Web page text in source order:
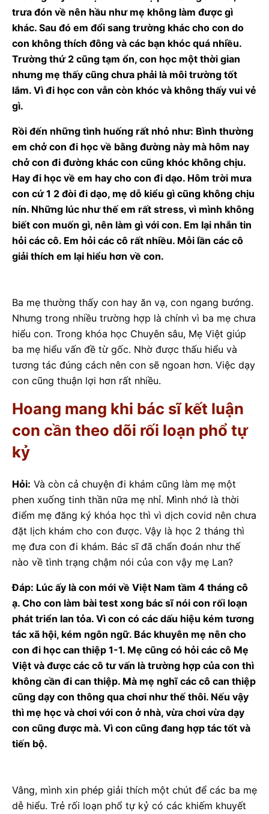
trưa đón về nên hầu như mẹ không làm được gì
khác. Sau đó em đổi sang trường khác cho con do
con không thích đông và các bạn khóc quá nhiều.
Trường thứ 2 cũng tạm ổn, con học một thời gian
nhưng mẹ thấy cũng chưa phải là môi trường tốt
lắm. Vì đi học con vẫn còn khóc và không thấy vui vẻ
gì.
Rồi đến những tình huống rất nhỏ như: Bình thường
em chở con đi học về bằng đường này mà hôm nay
chở con đi đường khác con cũng khóc không chịu.
Hay đi học về em hay cho con đi dạo. Hôm trời mưa
con cứ 1 2 đòi đi dạo, mẹ dỗ kiểu gì cũng không chịu
nín. Những lúc như thế em rất stress, vì mình không
biết con muốn gì, nên làm gì với con. Em lại nhắn tin
hỏi các cô. Em hỏi các cô rất nhiều. Mỗi lần các cô
giải thích em lại hiểu hơn về con.
Ba mẹ thường thấy con hay ăn vạ, con ngang bướng.
Nhưng trong nhiều trường hợp là chính vì ba mẹ chưa
hiểu con. Trong khóa học Chuyên sâu, Mẹ Việt giúp
ba mẹ hiểu vấn đề từ gốc. Nhờ được thấu hiểu và
tương tác đúng cách nên con sẽ ngoan hơn. Việc dạy
con cũng thuận lợi hơn rất nhiều.
Hoang mang khi bác sĩ kết luận
con cần theo dõi rối loạn phổ tự
kỷ
Hỏi: Và còn cả chuyện đi khám cũng làm mẹ một
phen xuống tinh thần nữa mẹ nhỉ. Mình nhớ là thời
điểm mẹ đăng ký khóa học thì vì dịch covid nên chưa
đặt lịch khám cho con được. Vậy là học 2 tháng thì
mẹ đưa con đi khám. Bác sĩ đã chẩn đoán như thế
nào về tình trạng chậm nói của con vậy mẹ Lan?
Đáp: Lúc ấy là con mới về Việt Nam tầm 4 tháng cô
ạ. Cho con làm bài test xong bác sĩ nói con rối loạn
phát triển lan tỏa. Vì con có các dấu hiệu kém tương
tác xã hội, kém ngôn ngữ. Bác khuyên mẹ nên cho
con đi học can thiệp 1-1. Mẹ cũng có hỏi các cô Mẹ
Việt và được các cô tư vấn là trường hợp của con thì
không cần đi can thiệp. Mà mẹ nghĩ các cô can thiệp
cũng dạy con thông qua chơi như thế thôi. Nếu vậy
thì mẹ học và chơi với con ở nhà, vừa chơi vừa dạy
con cũng được mà. Vì con cũng đang hợp tác tốt và
tiến bộ.
Vâng, mình xin phép giải thích một chút để các ba mẹ
dễ hiểu. Trẻ rối loạn phổ tự kỷ có các khiếm khuyết